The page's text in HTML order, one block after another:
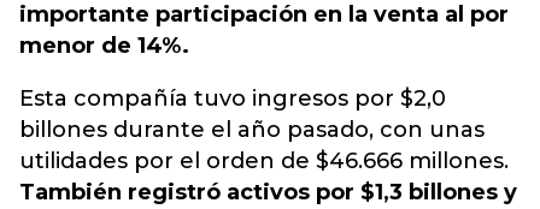
importante participación en la venta al por
menor de 14%.
Esta compañía tuvo ingresos por $2,0
billones durante el año pasado, con unas
utilidades por el orden de $46.666 millones.
También registró activos por $1,3 billones y